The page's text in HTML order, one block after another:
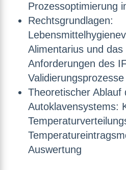
Prozessoptimierung
Rechtsgrundlagen:
Alimentarius und
Anforderungen des
Validierungsprozesse
Theoretischer Ablauf
Autoklavensystems:
Auswertung